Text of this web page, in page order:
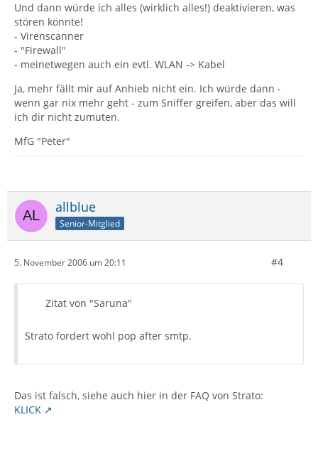
Und dann würde ich alles (wirklich alles!) deaktivieren, was
stören könnte!
- Virenscanner
- "Firewall"
- meinetwegen auch ein evtl. WLAN -> Kabel
Ja, mehr fällt mir auf Anhieb nicht ein. Ich würde dann -
wenn gar nix mehr geht - zum Sniffer greifen, aber das will
ich dir nicht zumuten.
MfG "Peter"
allblue
Senior-Mitglied
5. November 2006 um 20:11 #4
Zitat von "Saruna"
Strato fordert wohl pop after smtp.
Das ist falsch, siehe auch hier in der FAQ von Strato:
KLICK